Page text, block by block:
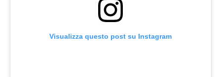
Visualizza questo post su Instagram